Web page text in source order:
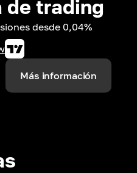
de trading
desde 0,04%
Más información